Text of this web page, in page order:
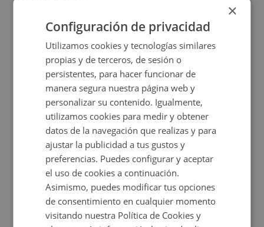
excelentes servicios, incluyendo tiendas, restaurantes y
profesionales e inversores. El precio del inmueble es
orientativo y ha sido fijado en atención a que el inmueble
se adquiera por el comprador en estado de ocupado por
lo que la propiedad revisará si aplica dicho precio
conforme a la situación y estado en que se encuentre el
inmueble en el momento de la oferta del inversor.
Consulta las condiciones especialesde este inmueble.
Ubicación
Ampliar mapa
Certificado energético
Calificación de eficiencia energética
×
Configuración de privacidad
Utilizamos cookies y tecnologías similares
propias y de terceros, de sesión o
persistentes, para hacer funcionar de
manera segura nuestra página web y
personalizar su contenido. Igualmente,
utilizamos cookies para medir y obtener
datos de la navegación que realizas y para
ajustar la publicidad a tus gustos y
preferencias. Puedes configurar y aceptar
el uso de cookies a continuación.
Asimismo, puedes modificar tus opciones
de consentimiento en cualquier momento
visitando nuestra Política de Cookies y